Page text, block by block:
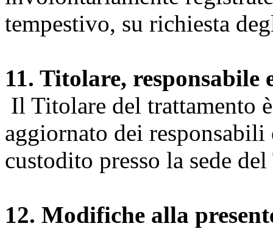
tempestivo, su richiesta
11. Titolare, responsabile
Il Titolare del trattamento
aggiornato dei
custodito presso la sede
12. Modifiche alla